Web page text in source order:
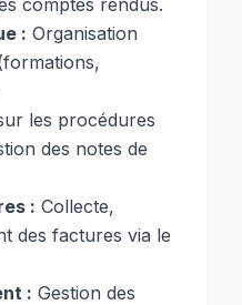
comptes rendus.
: Organisation
les procédures
des notes de
: Collecte,
des factures via le
: Gestion des